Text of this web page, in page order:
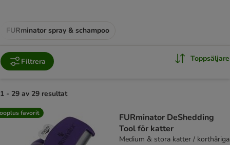
FURminator spray & schampoo
Filtrera Toppsäljare
1 - 29 av 29 resultat
product items have been changed
favorit
FURminator DeShedding
Tool för katter
Medium & stora katter / korthåriga